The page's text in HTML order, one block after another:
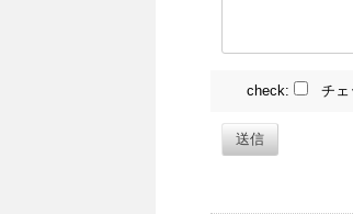
check: チェ
送信